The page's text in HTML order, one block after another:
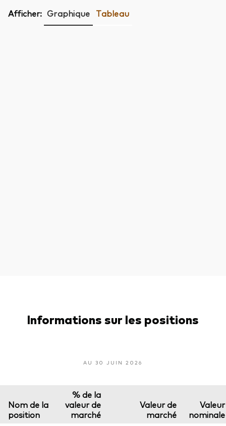
Afficher: Graphique Tableau
Informations sur les positions
AU 30 JUIN 2026
Nom de la
position
% de la
valeur de
marché
Valeur de
marché
Valeur
nominale